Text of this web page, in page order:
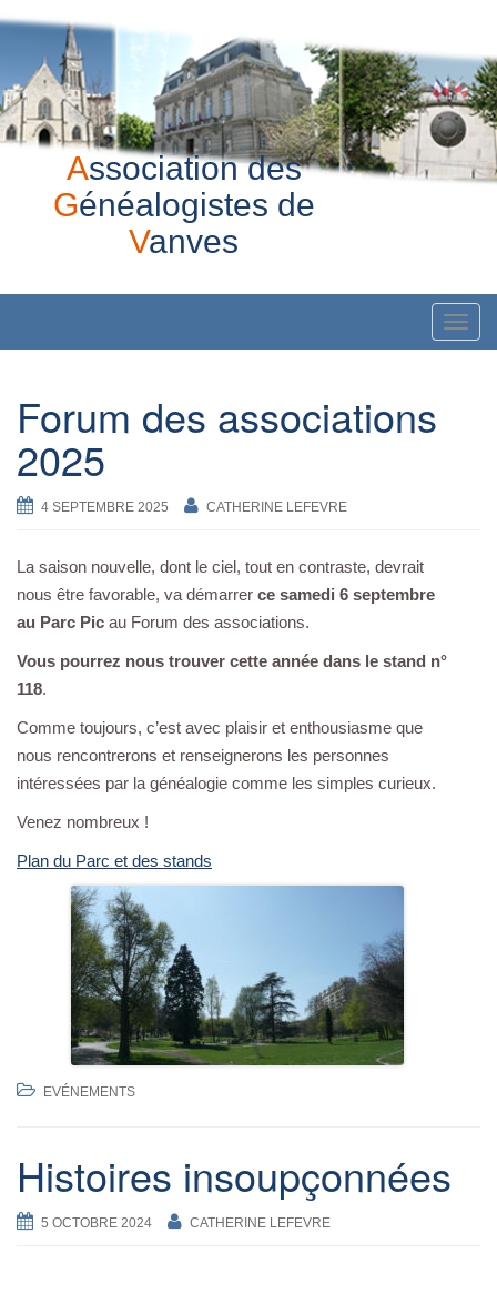
content
Association des
Généalogistes de
Vanves
T
o
Forum des associations
2025
4 SEPTEMBRE 2025 CATHERINE LEFEVRE
La saison nouvelle, dont le ciel, tout en contraste, devrait
nous être favorable, va démarrer ce samedi 6 septembre
au Parc Pic au Forum des associations.
Vous pourrez nous trouver cette année dans le stand n°
118.
Comme toujours, c’est avec plaisir et enthousiasme que
nous rencontrerons et renseignerons les personnes
intéressées par la généalogie comme les simples curieux.
Venez nombreux !
Plan du Parc et des stands
EVÉNEMENTS
Histoires insoupçonnées
5 OCTOBRE 2024 CATHERINE LEFEVRE